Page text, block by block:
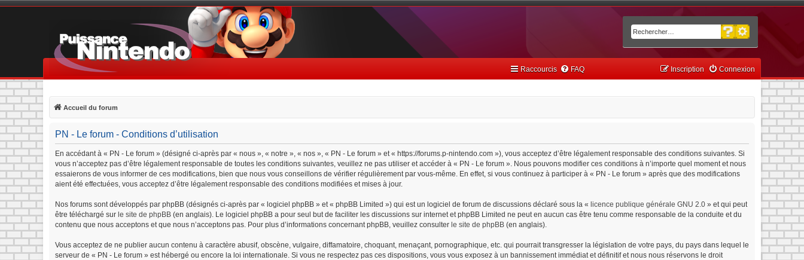
Rechercher
Recherche avancée
Raccourcis FAQ Connexion
Inscription
Accueil du forum
PN - Le forum - Conditions d’utilisation
En accédant à « PN - Le forum » (désigné ci-après par « nous », « notre », « nos », « PN - Le forum » et « https://forums.p-nintendo.com »), vous acceptez d’être légalement responsable des conditions suivantes. Si
vous n’acceptez pas d’être légalement responsable de toutes les conditions suivantes, veuillez ne pas utiliser et accéder à « PN - Le forum ». Nous pouvons modifier ces conditions à n’importe quel moment et nous
essaierons de vous informer de ces modifications, bien que nous vous conseillons de vérifier régulièrement par vous-même. En effet, si vous continuez à participer à « PN - Le forum » après que des modifications
aient été effectuées, vous acceptez d’être légalement responsable des conditions modifiées et mises à jour.
Nos forums sont développés par phpBB (désignés ci-après par « logiciel phpBB » et « phpBB Limited ») qui est un logiciel de forum de discussions déclaré sous la « licence publique générale GNU 2.0 » et qui peut
être téléchargé sur le site de phpBB (en anglais). Le logiciel phpBB a pour seul but de faciliter les discussions sur internet et phpBB Limited ne peut en aucun cas être tenu comme responsable de la conduite et du
contenu que nous acceptons et que nous n’acceptons pas. Pour plus d’informations concernant phpBB, veuillez consulter le site de phpBB (en anglais).
Vous acceptez de ne publier aucun contenu à caractère abusif, obscène, vulgaire, diffamatoire, choquant, menaçant, pornographique, etc. qui pourrait transgresser la législation de votre pays, du pays dans lequel le
serveur de « PN - Le forum » est hébergé ou encore la loi internationale. Si vous ne respectez pas ces dispositions, vous vous exposez à un bannissement immédiat et définitif et nous nous réservons le droit